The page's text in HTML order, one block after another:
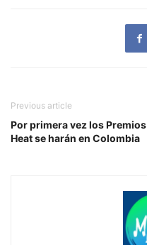
Previous article
Por primera vez los Premios
Heat se harán en Colombia